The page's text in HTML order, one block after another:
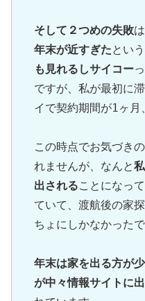
そして２つめの失敗
年末が近すぎたとい
も見れるしサイコー
ですが、私が最初に
イで契約期間が1ヶ月
この時点でお気づき
れませんが、なんと
出されることになっ
ていて、渡航後の家
ちょにしかなかったで
年末は家を出る方が
が中々情報サイトに